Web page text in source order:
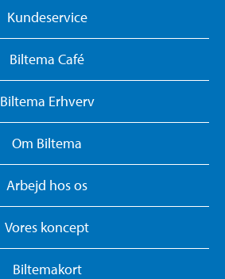
Kundeservice
Biltema Café
Biltema Erhverv
Om Biltema
Arbejd hos os
Vores koncept
Biltemakort